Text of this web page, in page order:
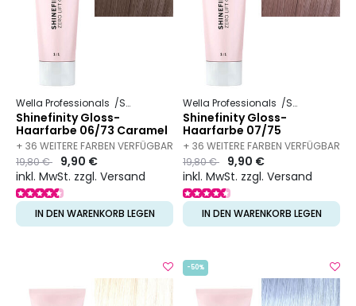
Wella Professionals Shinefinity
Shinefinity Gloss-
Haarfarbe 06/73 Caramel
Chocolate
+ 36 WEITERE FARBEN VERFÜGBAR
Preis
19,80 €to 9,90 €
inkl. MwSt. zzgl. Versand
IN DEN WARENKORB LEGEN
Wella Professionals Shinefinity
Shinefinity Gloss-
Haarfarbe 07/75
Raspberry Latte
+ 36 WEITERE FARBEN VERFÜGBAR
Preis
19,80 €to 9,90 €
inkl. MwSt. zzgl. Versand
IN DEN WARENKORB LEGEN
-50%